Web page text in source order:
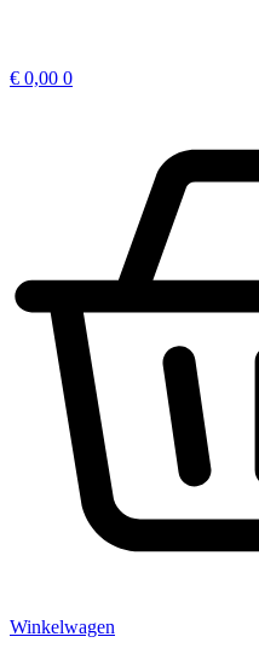
€ 0,00 0
Winkelwagen